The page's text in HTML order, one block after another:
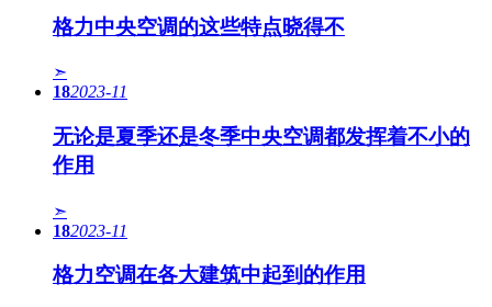
格力中央空调的这些特点晓得不
➣
182023-11
无论是夏季还是冬季中央空调都发挥着不小的
作用
➣
182023-11
格力空调在各大建筑中起到的作用